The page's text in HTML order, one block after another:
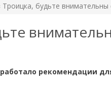
Троицка, будьте
рекомендации